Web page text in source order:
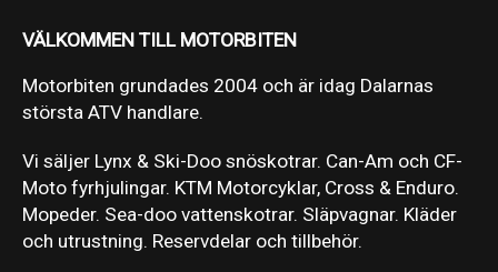
VÄLKOMMEN TILL MOTORBITEN
Motorbiten grundades 2004 och är idag Dalarnas
största ATV handlare.
Vi säljer Lynx & Ski-Doo snöskotrar. Can-Am och CF-
Moto fyrhjulingar. KTM Motorcyklar, Cross & Enduro.
Mopeder. Sea-doo vattenskotrar. Släpvagnar. Kläder
och utrustning. Reservdelar och tillbehör.